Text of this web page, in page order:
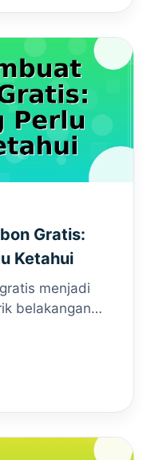
Gratis:
Ketahui
menjadi
belakangan…